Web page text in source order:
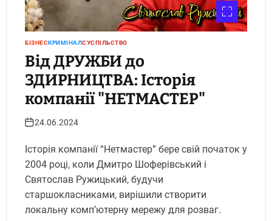
БІЗНЕСКРИМІНАЛСУСПІЛЬСТВО
Від ДРУЖБИ до
ЗДИРНИЦТВА: Історія
компанії "НЕТМАСТЕР"
24.06.2024
Історія компанії “Нетмастер” бере свій початок у
2004 році, коли Дмитро Шоферівський і
Святослав Ружицький, будучи
старшокласниками, вирішили створити
локальну комп’ютерну мережу для розваг.